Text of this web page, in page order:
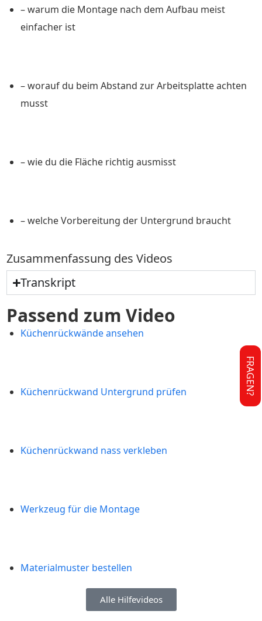
– warum die Montage nach dem Aufbau meist
einfacher ist
– worauf du beim Abstand zur Arbeitsplatte achten
musst
– wie du die Fläche richtig ausmisst
– welche Vorbereitung der Untergrund braucht
Zusammenfassung des Videos
Transkript
Passend zum Video
Küchenrückwände ansehen
Küchenrückwand Untergrund prüfen
Küchenrückwand nass verkleben
Werkzeug für die Montage
Materialmuster bestellen
Alle Hilfevideos
FRAGEN?